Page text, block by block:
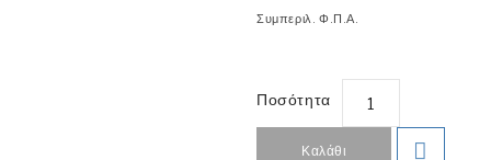
Συμπεριλ. Φ.Π.Α.
Ποσότητα
Καλάθι